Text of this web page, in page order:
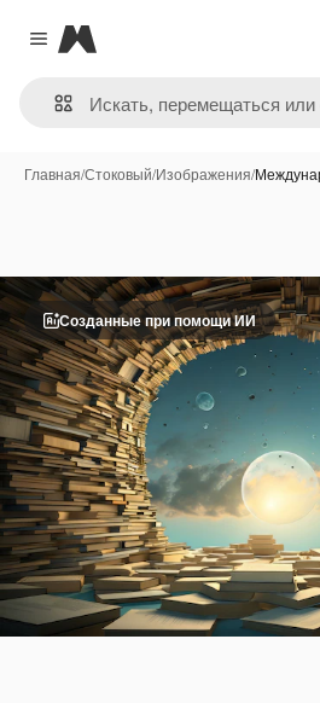
Close menu
Magnific
Главная/Стоковый/Изображения/
Созданные при помощи ИИ